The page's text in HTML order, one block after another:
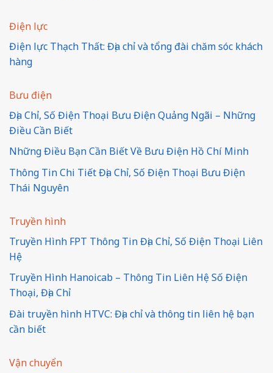
Điện lực
Điện lực Thạch Thất: Địa chỉ và tổng đài chăm sóc khách
hàng
Bưu điện
Địa Chỉ, Số Điện Thoại Bưu Điện Quảng Ngãi – Những
Điều Cần Biết
Những Điều Bạn Cần Biết Về Bưu Điện Hồ Chí Minh
Thông Tin Chi Tiết Địa Chỉ, Số Điện Thoại Bưu Điện
Thái Nguyên
Truyền hình
Truyền Hình FPT Thông Tin Địa Chỉ, Số Điện Thoại Liên
Hệ
Truyền Hình Hanoicab – Thông Tin Liên Hệ Số Điện
Thoại, Địa Chỉ
Đài truyền hình HTVC: Địa chỉ và thông tin liên hệ bạn
cần biết
Vận chuyển